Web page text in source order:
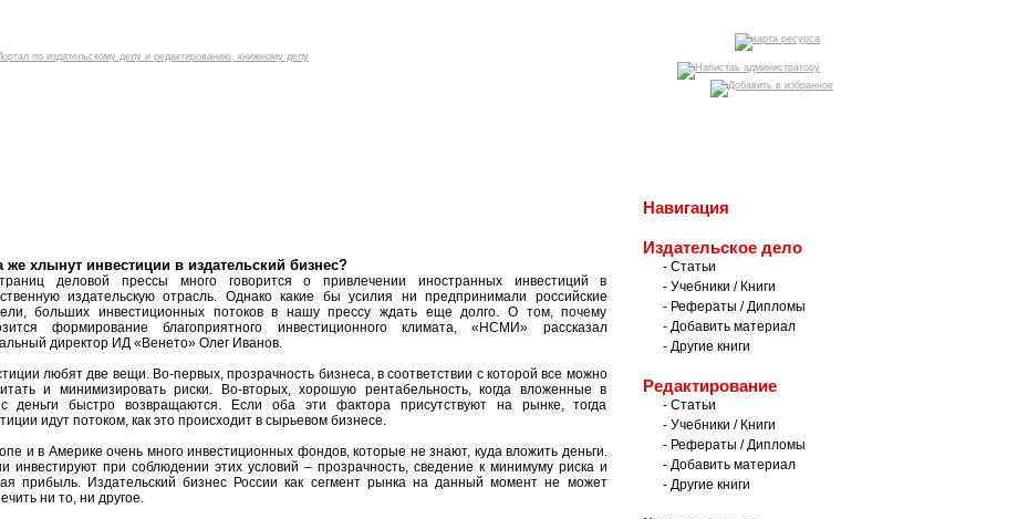
же хлынут инвестиции в издательский бизнес?
деловой прессы много говорится о привлечении иностранных инвестиций в
издательскую отрасль. Однако какие бы усилия ни предпринимали российские
больших инвестиционных потоков в нашу прессу ждать еще долго. О том, почему
формирование благоприятного инвестиционного климата, «НСМИ» рассказал
директор ИД «Венето» Олег Иванов.
любят две вещи. Во-первых, прозрачность бизнеса, в соответствии с которой все можно
и минимизировать риски. Во-вторых, хорошую рентабельность, когда вложенные в
деньги быстро возвращаются. Если оба эти фактора присутствуют на рынке, тогда
идут потоком, как это происходит в сырьевом бизнесе.
и в Америке очень много инвестиционных фондов, которые не знают, куда вложить деньги.
инвестируют при соблюдении этих условий – прозрачность, сведение к минимуму риска и
прибыль. Издательский бизнес России как сегмент рынка на данный момент не может
ни то, ни другое.
Навигация
Издательское дело
- Статьи
- Учебники / Книги
- Рефераты / Дипломы
- Добавить материал
- Другие книги
Редактирование
- Статьи
- Учебники / Книги
- Рефераты / Дипломы
- Добавить материал
- Другие книги